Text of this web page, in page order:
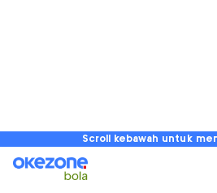
Scroll kebawah untuk